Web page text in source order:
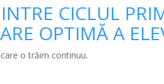
CICLUL
OPTIMĂ A
o trăim continuu.